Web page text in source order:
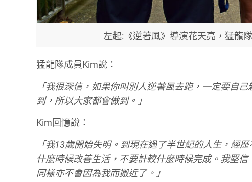
左起:《逆著風》導演花天亮，猛龍
猛龍隊成員Kim說：
「我很深信，如果你叫別人逆著風去跑，一定要自
到，所以大家都會做到。」
Kim回憶說：
「我13歲開始失明。到現在過了半世紀的人生，經
什麼時候改善生活，不要計較什麼時候完成。我堅
同樣亦不會因為我而搬近了。」